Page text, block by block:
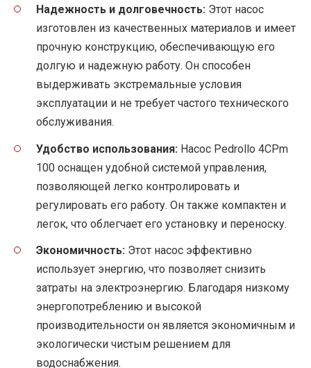
Надежность и долговечность: Этот насос
изготовлен из качественных материалов и имеет
прочную конструкцию, обеспечивающую его
долгую и надежную работу. Он способен
выдерживать экстремальные условия
эксплуатации и не требует частого технического
обслуживания.
Удобство использования: Насос Pedrollo 4CPm
100 оснащен удобной системой управления,
позволяющей легко контролировать и
регулировать его работу. Он также компактен и
легок, что облегчает его установку и переноску.
Экономичность: Этот насос эффективно
использует энергию, что позволяет снизить
затраты на электроэнергию. Благодаря низкому
энергопотреблению и высокой
производительности он является экономичным и
экологически чистым решением для
водоснабжения.